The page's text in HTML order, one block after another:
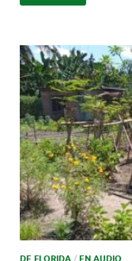
DE FLORIDA / EN AUDIO